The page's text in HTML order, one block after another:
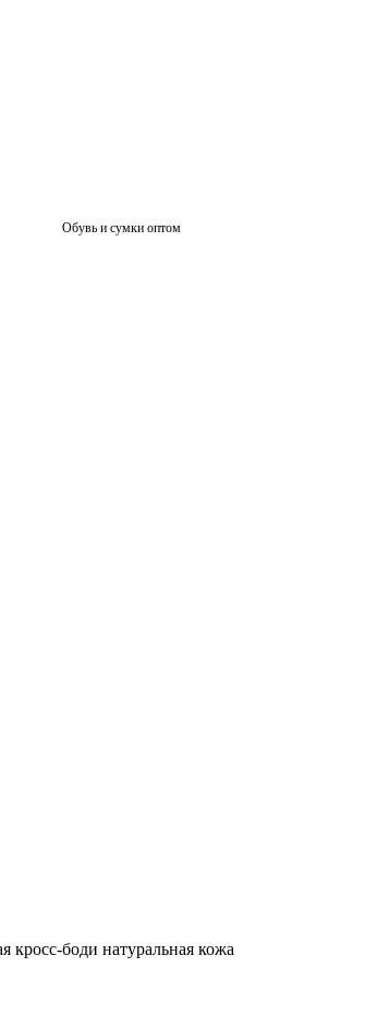
Обувь и сумки оптом
кросс-боди натуральная кожа